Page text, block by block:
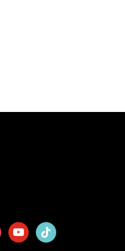
youtubetiktok